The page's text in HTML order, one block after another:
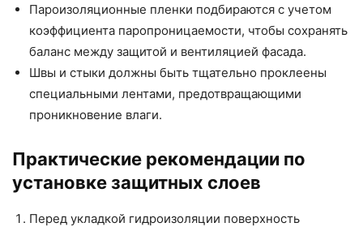
Пароизоляционные пленки подбираются с учетом
коэффициента паропроницаемости, чтобы сохранять
баланс между защитой и вентиляцией фасада.
Швы и стыки должны быть тщательно проклеены
специальными лентами, предотвращающими
проникновение влаги.
Практические рекомендации по
установке защитных слоев
Перед укладкой гидроизоляции поверхность